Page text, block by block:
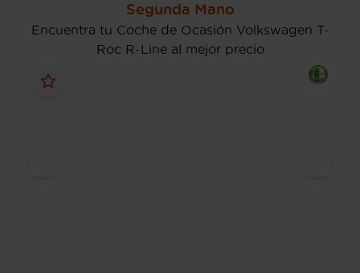
Segunda Mano
Encuentra tu Coche de Ocasión Volkswagen T-
Roc R-Line al mejor precio